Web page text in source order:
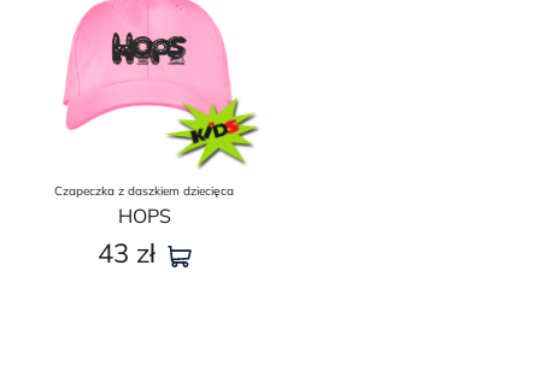
Czapeczka z daszkiem dziecięca
HOPS
43 zł